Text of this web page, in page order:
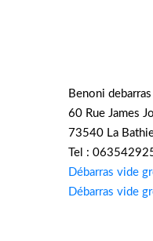
Benoni debarras
60 Rue James
73540 La
Tel :
Débarras vide
Débarras vide